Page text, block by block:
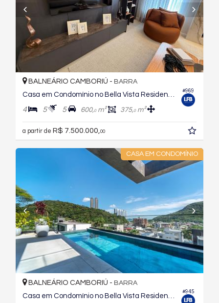
#969
BALNEÁRIO CAMBORIÚ - BARRA
4 5 5 600,0m² 375,0m²
a partir de R$ 7.500.000, 00
CASA EM CONDOMÍNIO
#945
BALNEÁRIO CAMBORIÚ - BARRA